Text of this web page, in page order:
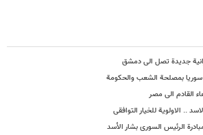
جدیدة تصل الى دمشق
سوریا بمصلحة الشعب والحکومة
القادم الى مصر
.. الاولویة للخیار التوافقی
الرئیس السوری بشار الأسد